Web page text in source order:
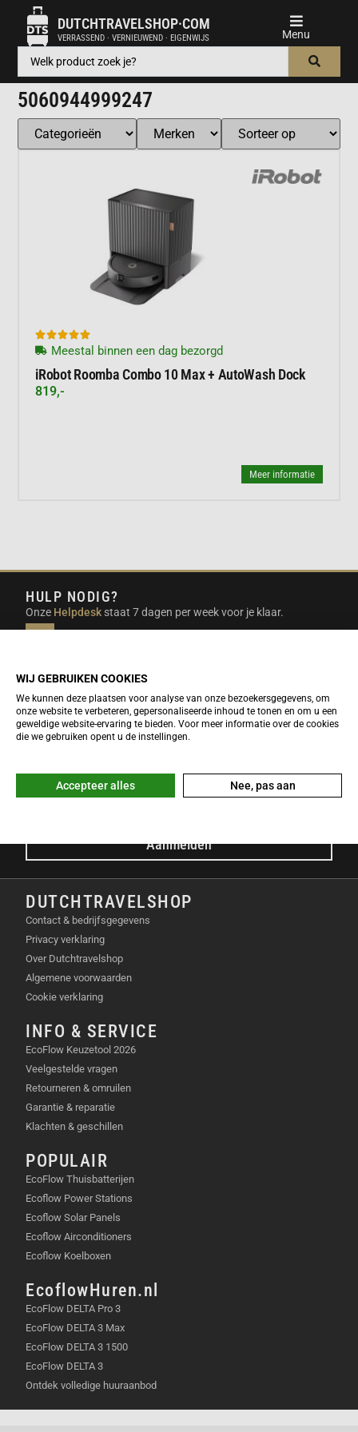
DUTCHTRAVELSHOP·COM
VERRASSEND · VERNIEUWEND · EIGENWIJS
5060944999247

Meestal binnen een dag bezorgd
iRobot Roomba Combo 10 Max + AutoWash Dock
819,-
Meer informatie
HULP NODIG?
Onze Helpdesk staat 7 dagen per week voor je klaar.
beantwoorden.
NIEUWSBRIEF
Meld je nu gratis aan voor de DTS-Nieuwsbrief en ontvang het
E-mailadres
Aanmelden
DUTCHTRAVELSHOP
Contact & bedrijfsgegevens
Privacy verklaring
Over Dutchtravelshop
Algemene voorwaarden
Cookie verklaring
INFO & SERVICE
EcoFlow Keuzetool 2026
Veelgestelde vragen
Retourneren & omruilen
Garantie & reparatie
Klachten & geschillen
POPULAIR
EcoFlow Thuisbatterijen
Ecoflow Power Stations
Ecoflow Solar Panels
Ecoflow Airconditioners
Ecoflow Koelboxen
EcoflowHuren.nl
EcoFlow DELTA Pro 3
EcoFlow DELTA 3 Max
EcoFlow DELTA 3 1500
EcoFlow DELTA 3
Ontdek volledige huuraanbod
WIJ GEBRUIKEN COOKIES
We kunnen deze plaatsen voor analyse van onze bezoekersgegevens, om
onze website te verbeteren, gepersonaliseerde inhoud te tonen en om u een
geweldige website-ervaring te bieden. Voor meer informatie over de cookies
die we gebruiken opent u de instellingen.
Accepteer alles Nee, pas aan